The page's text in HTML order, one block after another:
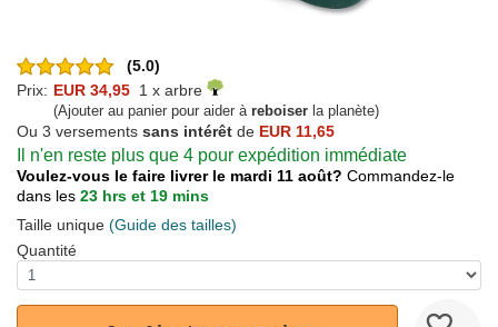
(5.0)
Prix: EUR 34,95 1 x arbre
(Ajouter au panier pour aider à reboiser la planète)
Ou 3 versements sans intérêt de EUR 11,65
Il n'en reste plus que 4 pour expédition immédiate
Voulez-vous le faire livrer le mardi 11 août? Commandez-le
dans les 23 hrs et 19 mins
Taille unique (Guide des tailles)
Quantité